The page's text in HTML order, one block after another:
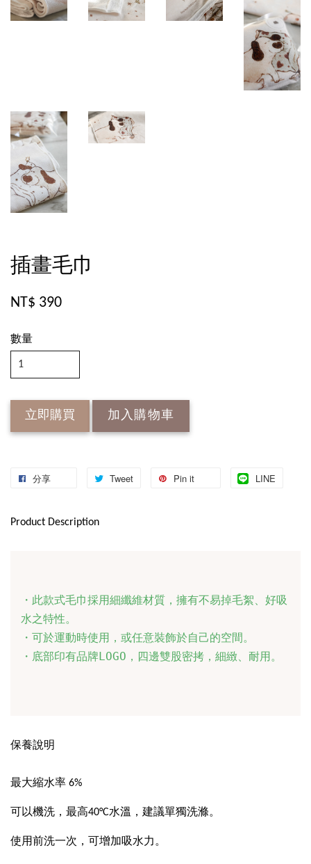
插畫毛巾
NT$ 390
數量
立即購買 加入購物車
分享 Tweet Pin it LINE
Product Description
・此款式毛巾採用細纖維材質，擁有不易掉毛絮、好吸
水之特性。
・可於運動時使用，或任意裝飾於自己的空間。
・底部印有品牌LOGO，四邊雙股密拷，細緻、耐用。
保養說明
最大縮水率 6%
可以機洗，最高40°C水溫，建議單獨洗滌。
使用前洗一次，可增加吸水力。